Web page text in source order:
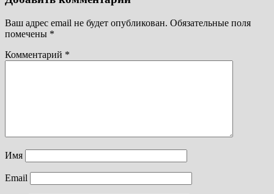
Ваш адрес email не будет опубликован. Обязательные поля
помечены *
Комментарий *
Имя
Email